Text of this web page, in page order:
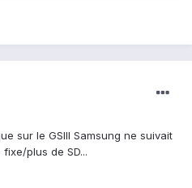
sur le GSIII Samsung ne suivait
plus de SD...